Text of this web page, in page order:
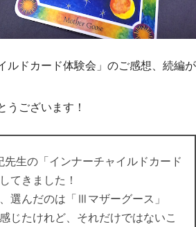
ルドカード体験会」のご感想、続編が
うございます！
生の「インナーチャイルドカード
てきました！
選んだのは「Ⅲマザーグース」
じたけれど、それだけではないこ